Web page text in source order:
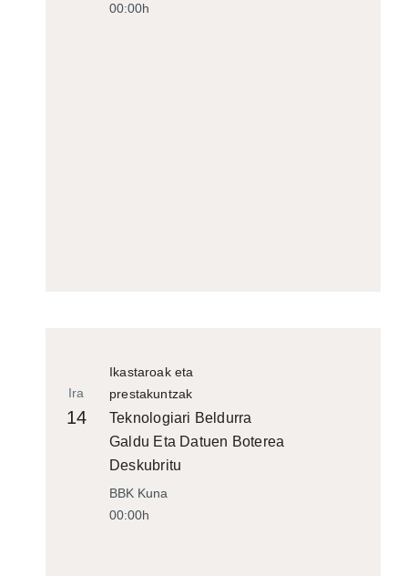
00:00h
Ikastaroak eta
prestakuntzak
Ira
14
Teknologiari Beldurra
Galdu Eta Datuen Boterea
Deskubritu
BBK Kuna
00:00h